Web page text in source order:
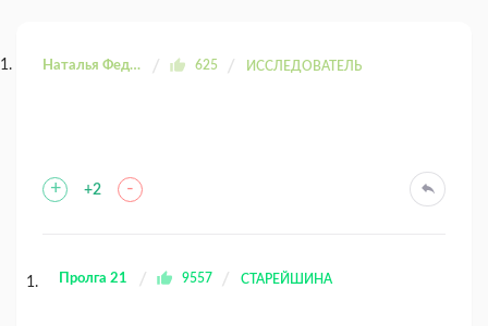
Наталья Федоровна 625 ИССЛЕДОВАТЕЛЬ
+ +2 -
Пролга 21 9557 СТАРЕЙШИНА